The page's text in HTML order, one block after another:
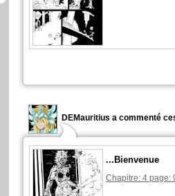
DEMauritius a commenté
...Bienvenue
Chapitre: 4 page: